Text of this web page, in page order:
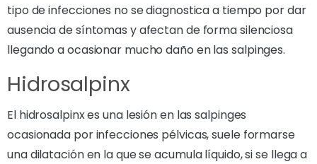
tipo de infecciones no se diagnostica a tiempo por dar
ausencia de síntomas y afectan de forma silenciosa
llegando a ocasionar mucho daño en las salpinges.
Hidrosalpinx
El hidrosalpinx es una lesión en las salpinges
ocasionada por infecciones pélvicas, suele formarse
una dilatación en la que se acumula líquido, si se llega a